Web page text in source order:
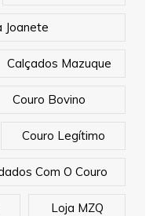
Joanete
Calçados Mazuque
Couro Bovino
Couro Legítimo
Com O Couro
Loja MZQ